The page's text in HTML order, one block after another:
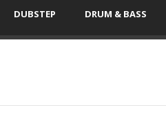
DUBSTEP DRUM & BASS